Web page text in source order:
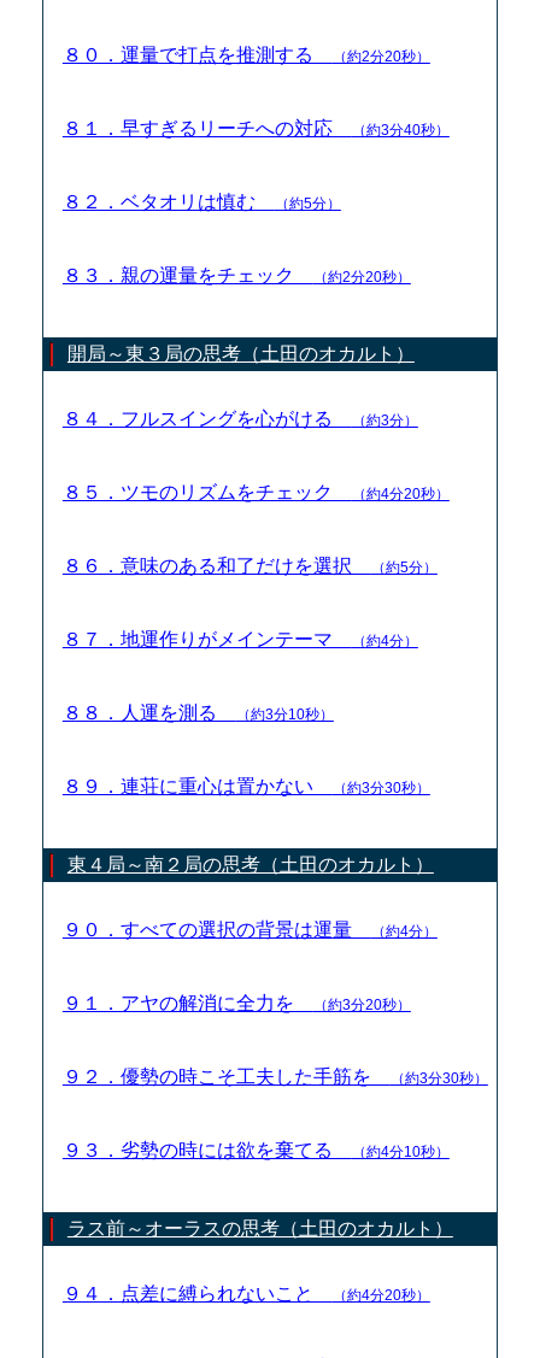
８０．運量で打点を推測する （約2分20秒）
８１．早すぎるリーチへの対応 （約3分40秒）
８２．ベタオリは慎む （約5分）
８３．親の運量をチェック （約2分20秒）
開局～東３局の思考（土田のオカルト）
８４．フルスイングを心がける （約3分）
８５．ツモのリズムをチェック （約4分20秒）
８６．意味のある和了だけを選択 （約5分）
８７．地運作りがメインテーマ （約4分）
８８．人運を測る （約3分10秒）
８９．連荘に重心は置かない （約3分30秒）
東４局～南２局の思考（土田のオカルト）
９０．すべての選択の背景は運量 （約4分）
９１．アヤの解消に全力を （約3分20秒）
９２．優勢の時こそ工夫した手筋を （約3分30秒）
９３．劣勢の時には欲を棄てる （約4分10秒）
ラス前～オーラスの思考（土田のオカルト）
９４．点差に縛られないこと （約4分20秒）